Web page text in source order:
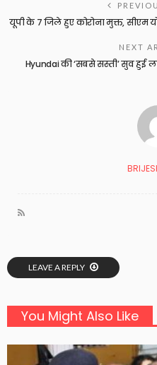
यूपी के 7 जिले हुए कोरोना मुक्त,
NEXT
Hyundai की ‘सबसे सस्ती’ सुव हुई
LEAVE A REPLY
You Might Also Like